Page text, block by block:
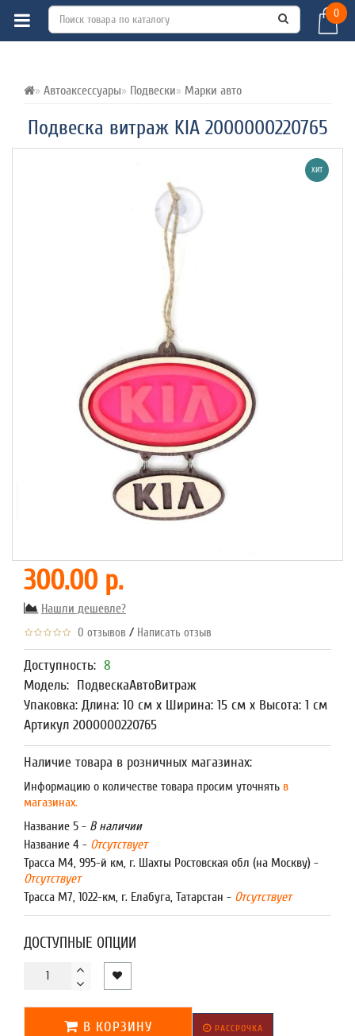
0
Автоаксессуары Подвески Марки авто
Подвеска витраж KIA 2000000220765
ВСЕ О ТОВАРЕ ХАРАКТЕРИСТИКИ
ХИТ
300.00 р.
Нашли дешевле?
0 отзывов / Написать отзыв
Доступность: 8
Модель: ПодвескаАвтоВитраж
Упаковка: Длина: 10 см x Ширина: 15 см x Высота: 1 см
Артикул 2000000220765
Наличие товара в розничных магазинах:
Информацию о количестве товара просим уточнять в
магазинах.
Название 5 - В наличии
Название 4 - Отсутствует
Трасса М4, 995-й км, г. Шахты Ростовская обл (на Москву) -
Отсутствует
Трасса М7, 1022-км, г. Елабуга, Татарстан - Отсутствует
ДОСТУПНЫЕ ОПЦИИ
В КОРЗИНУ РАССРОЧКА